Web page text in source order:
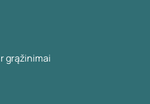
grąžinimai